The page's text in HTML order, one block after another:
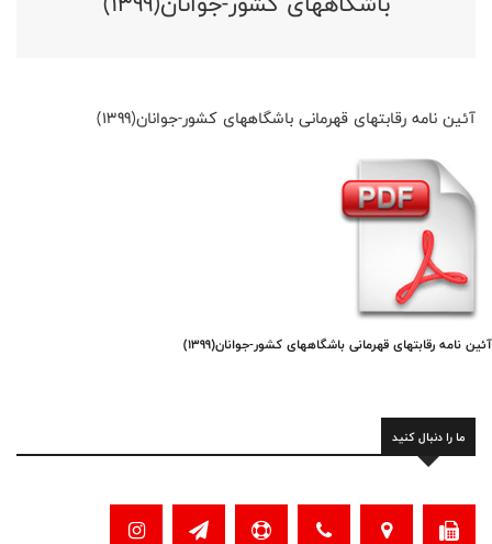
آئین نامه رقابتهای قهرمانی باشگاههای کشور-جوانان(1399)
آئین نامه رقابتهای قهرمانی باشگاههای کشور-جوانان(1399)
ما را دنبال کنید